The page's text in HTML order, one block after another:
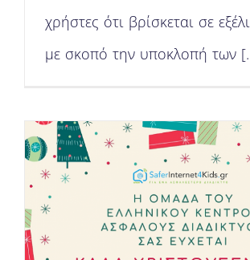
χρήστες ότι βρίσκεται σε
με σκοπό την υποκλοπή των